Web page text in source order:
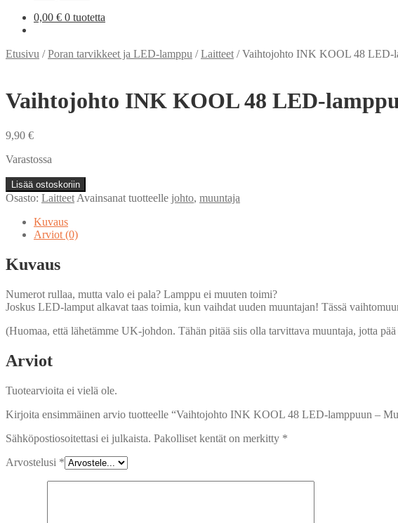
0,00 € 0 tuotetta
Etusivu /Poran tarvikkeet ja LED-lamppu /Laitteet /Vaihtojohto INK KOOL 48 LED-
Vaihtojohto INK KOOL 48 LED-
9,90 €
Varastossa
Vaihtojohto
INK
LED-
-
Muuntaja
Lisää ostoskoriin
Osasto: Laitteet Avainsanat tuotteelle johto, muuntaja
Kuvaus
Arviot (0)
Kuvaus
Numerot rullaa, mutta valo ei pala? Lamppu ei muuten toimi?
Joskus LED-lamput alkavat taas toimia, kun vaihdat uuden muuntajan! Tässä
(Huomaa, että lähetämme UK-johdon. Tähän pitää siis olla tarvittava muuntaja, jotta
Arviot
Tuotearvioita ei vielä ole.
Kirjoita ensimmäinen arvio tuotteelle “Vaihtojohto INK KOOL 48 LED-lamppuun –
Sähköpostiosoitettasi ei julkaista. Pakolliset kentät on merkitty *
Arvostelusi *